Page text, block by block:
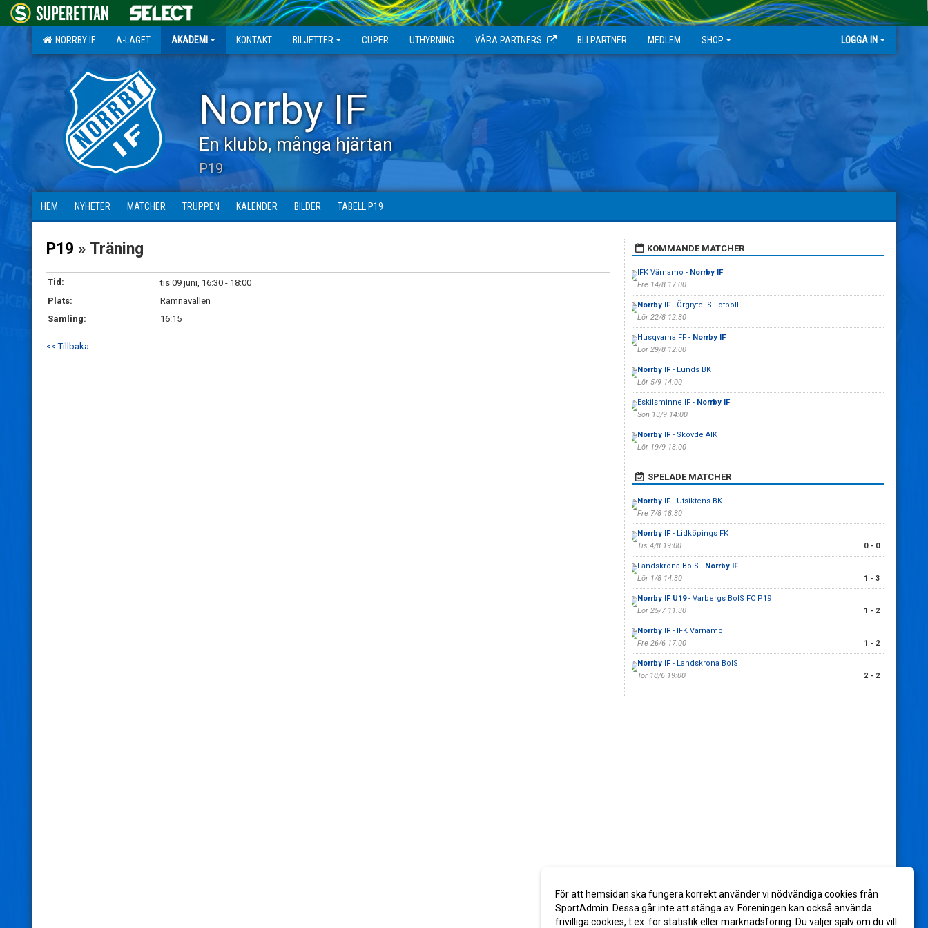
NORRBY IF A-LAGET AKADEMI KONTAKT BILJETTER CUPER UTHYRNING VÅRA PARTNERS BLI PARTNER MEDLEM SHOP LOGGA IN
Norrby IF
En klubb, många hjärtan
P19
HEM NYHETER MATCHER TRUPPEN KALENDER BILDER TABELL P19
P19 » Träning
Tid:
tis 09 juni, 16:30 - 18:00
Plats:
Ramnavallen
Samling:
16:15
<< Tillbaka
KOMMANDE MATCHER
IFK Värnamo - Norrby IF
Fre 14/8 17:00
Norrby IF - Örgryte IS Fotboll
Lör 22/8 12:30
Husqvarna FF - Norrby IF
Lör 29/8 12:00
Norrby IF - Lunds BK
Lör 5/9 14:00
Eskilsminne IF - Norrby IF
Sön 13/9 14:00
Norrby IF - Skövde AIK
Lör 19/9 13:00
SPELADE MATCHER
Norrby IF - Utsiktens BK
Fre 7/8 18:30
Norrby IF - Lidköpings FK
Tis 4/8 19:00
0 - 0
Landskrona BoIS - Norrby IF
Lör 1/8 14:30
1 - 3
Norrby IF U19- Varbergs BoIS FC P19
Lör 25/7 11:30
1 - 2
Norrby IF - IFK Värnamo
Fre 26/6 17:00
1 - 2
Norrby IF - Landskrona BoIS
Tor 18/6 19:00
2 - 2
För att hemsidan ska fungera korrekt använder vi nödvändiga cookies från
SportAdmin. Dessa går inte att stänga av. Föreningen kan också använda
frivilliga cookies, t.ex. för statistik eller marknadsföring. Du väljer själv om du vill